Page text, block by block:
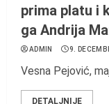
prima platu i
ga Andrija
ADMIN 9.
Vesna Pejović,
DETALJNIJE